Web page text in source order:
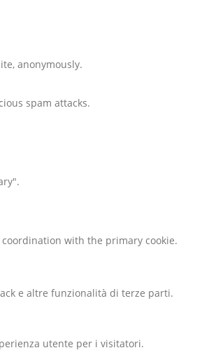
anonymously.
spam attacks.
with the primary cookie.
e altre funzionalità di terze parti.
utente per i visitatori.